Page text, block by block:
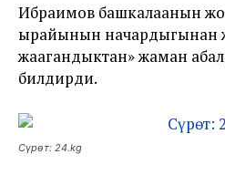
Ибраимов башкалаанын
ырайынын начардыгынан
жаагандыктан» жаман
билдирди.
Сүрөт: 24.kg